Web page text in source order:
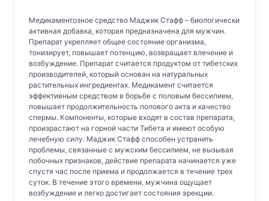
Медикаментозное средство Маджик Стафф – биологически
активная добавка, которая предназначена для мужчин.
Препарат укрепляет общее состояние организма,
тонизирует, повышает потенцию, возвращает влечение и
возбуждение. Препарат считается продуктом от тибетских
производителей, который основан на натуральных
растительных ингредиентах. Медикамент считается
эффективным средством в борьбе с половым бессилием,
повышает продолжительность полового акта и качество
спермы. Компоненты, которые входят в состав препарата,
произрастают на горной части Тибета и имеют особую
лечебную силу. Маджик Стафф способен устранить
проблемы, связанные с мужским бессилием, не вызывая
побочных признаков, действие препарата начинается уже
спустя час после приема и продолжается в течение трех
суток. В течение этого времени, мужчина ощущает
возбуждение и легко достигает состояния эрекции.